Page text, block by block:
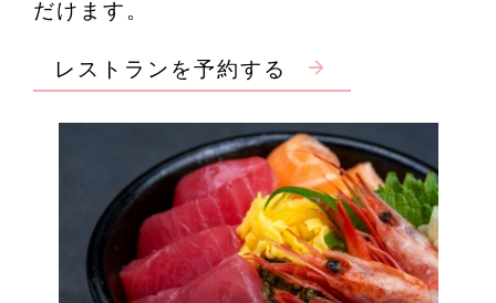
Access
JUNGLIA OKINAWA
Official Partner Hotel
だけます。
レストランを予約する